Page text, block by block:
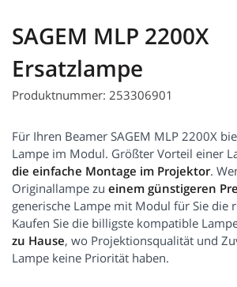
SAGEM MLP 2200X
Ersatzlampe
Produktnummer: 253306901
Für Ihren Beamer SAGEM MLP 2200X
Lampe im Modul. Größter Vorteil einer
die einfache Montage im Projektor.
Originallampe zu einem günstigeren
generische Lampe mit Modul für Sie die
Kaufen Sie die billigste kompatible
zu Hause, wo Projektionsqualität und
Lampe keine Priorität haben.